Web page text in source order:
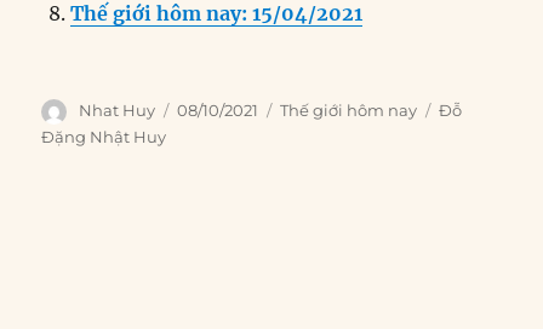
Thế giới hôm nay: 15/04/2021
Author
Nhat Huy
Posted
08/10/2021 Categories
Thế giới hôm nay Tags
Đỗ
Đặng Nhật Huy